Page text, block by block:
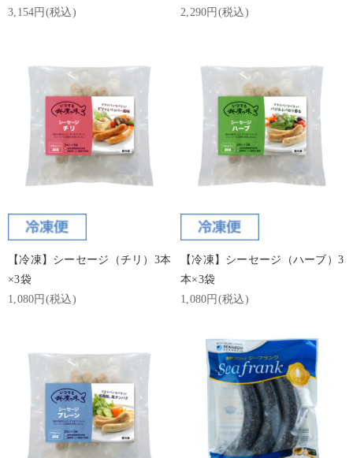
3,154円(税込)
2,290円(税込)
【冷凍】シーセージ（チリ）3本
×3袋
1,080円(税込)
【冷凍】シーセージ（ハーブ）3
本×3袋
1,080円(税込)